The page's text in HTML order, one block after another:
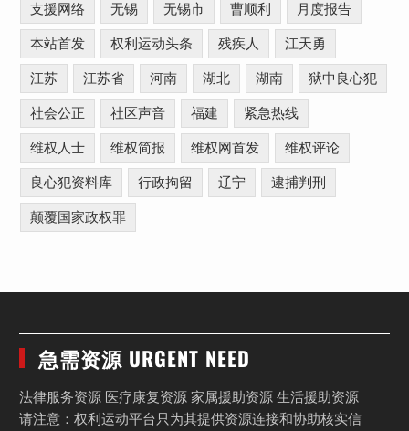
支援网络 无锡 无锡市 曹顺利 月度报告
本站首发 权利运动头条 残疾人 江天勇
江苏 江苏省 河南 湖北 湖南 狱中良心犯
社会公正 社区声音 福建 紧急热线
维权人士 维权简报 维权网首发 维权评论
良心犯资料库 行政拘留 辽宁 逮捕判刑
颠覆国家政权罪
急需资源 URGENT NEED
法律服务资源 医疗康复资源 家属援助资源 生活援助资源
请注意：权利运动平台只为其提供资源连接和协助核实信